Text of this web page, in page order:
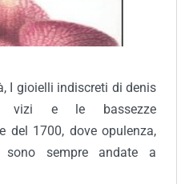
I gioielli indiscreti di denis
vizi e le bassezze
del 1700, dove opulenza,
sono sempre andate a